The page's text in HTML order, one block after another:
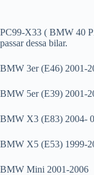
PC99-X33 ( BMW 40
passar dessa bilar.
BMW 3er (E46) 2001-
BMW 5er (E39) 2001-
BMW X3 (E83) 2004-
BMW X5 (E53) 1999-
BMW Mini 2001-2006